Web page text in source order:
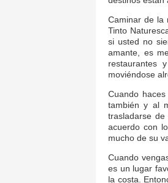
Caminar de la
Tinto
si usted no
amante, es
restaurantes
moviéndose
Cuando
también y al
trasladarse
acuerdo con
mucho de su
Cuando
es un lugar
la costa.